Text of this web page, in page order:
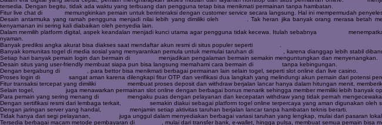
tersedia. Dengan begitu, tidak ada waktu yang terbuang dan pengguna tetap bisa menikmati permainan tanpa hambatan.
Fitur live chat di
memungkinkan pemain untuk berinteraksi dengan customer service secara langsung. Hal ini mempermudah
Desain antarmuka yang ramah pengguna menjadi nilai lebih yang dimiliki oleh
. Tak heran jika banyak orang merasa betah
kenyamanan ini sering kali diabaikan oleh penyedia lain.
Dalam memilih platform digital, aspek keandalan menjadi kunci utama agar pengguna tidak kecewa. Itulah sebabnya
nyaman.
Banyak prediksi angka akurat bisa diakses saat mendaftar akun resmi di situs populer seperti
Banyak komunitas togel di media sosial yang menyarankan pemula untuk memulai taruhan di
, karena dianggap lebih stabil
Setiap hari banyak pemain login dan bermain di
menjadikan pengalaman bermain semakin menguntungkan dan menyenangkan.
Desain situs yang user-friendly membuat siapa pun bisa langsung memahami cara bermain di
tanpa kebingungan.
Dengan bergabung di
, para bettor bisa menikmati berbagai permainan lain selain togel, seperti slot online dan live casino.
Proses login di
sangat aman karena dilengkapi fitur OTP dan verifikasi dua langkah yang melindungi akun pemain dari potensi
Fitur transaksi tercepat yang dimiliki
membuat proses deposit dan withdraw berjalan lancar hanya dalam hitungan menit,
Selain togel,
juga menawarkan permainan slot online dengan berbagai bonus menarik sehingga member memiliki lebih banyak
Para pemain yang sering menang di
mengaku puas dengan pelayanan dan kecepatan withdraw yang tidak pernah
Dengan sertifikasi resmi dari lembaga terkait,
semakin diakui sebagai platform togel online terpercaya yang aman digunakan oleh
Dengan jaringan server yang handal,
menjamin setiap aktivitas taruhan berjalan lancar tanpa hambatan teknis berarti.
Tidak hanya dari segi pelayanan,
juga unggul dalam menyediakan berbagai variasi taruhan yang lengkap, mulai dari pasaran
Tersedia berbagai macam metode pembayaran di
, mulai dari transfer bank, e-wallet, hingga pulsa, membuat semua pemain bisa